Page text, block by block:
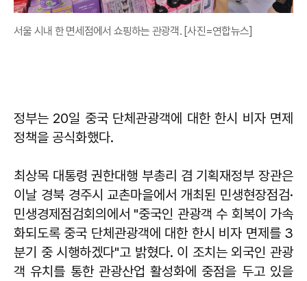
서울 시내 한 면세점에서 쇼핑하는 관광객. [사진=연합뉴스]
정부는 20일 중국 단체관광객에 대한 한시 비자 면제
정책을 공식화했다.
최상목 대통령 권한대행 부총리 겸 기획재정부 장관은
이날 경북 경주시 교촌마을에서 개최된 민생현장점검·
민생경제점검회의에서 "중국인 관광객 수 회복이 가속
화되도록 중국 단체관광객에 대한 한시 비자 면제를 3
분기 중 시행하겠다"고 밝혔다. 이 조치는 외국인 관광
객 유치를 통한 관광산업 활성화에 중점을 두고 있을